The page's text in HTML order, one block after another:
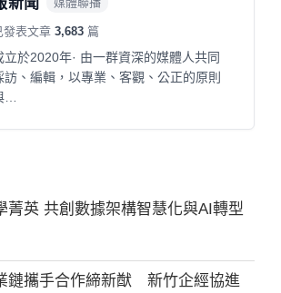
發表文章3,683 篇
立於2020年· 由一群資深的媒體人共同
訪、編輯，以專業、客觀、公正的原則
…
菁英 共創數據架構智慧化與AI轉型
鏈攜手合作締新猷 新竹企經協進